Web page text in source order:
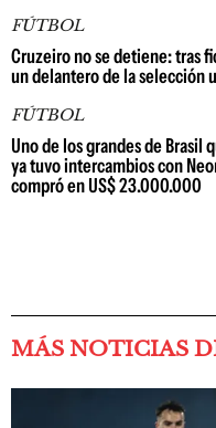
FÚTBOL
Cruzeiro no se detiene: tras
un delantero de la selección
FÚTBOL
Uno de los grandes de Brasil
ya tuvo intercambios con
compró en US$ 23.000.000
MÁS NOTICIAS